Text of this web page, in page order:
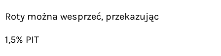
Roty można wesprzeć, przekazując
1,5% PIT